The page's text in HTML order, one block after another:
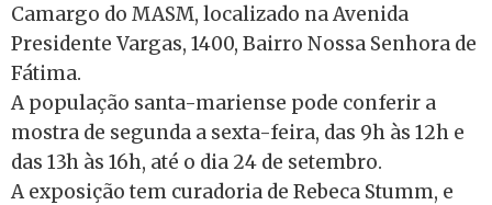
Camargo do MASM, localizado na Avenida
Presidente Vargas, 1400, Bairro Nossa Senhora de
Fátima.
A população santa-mariense pode conferir a
mostra de segunda a sexta-feira, das 9h às 12h e
das 13h às 16h, até o dia 24 de setembro.
A exposição tem curadoria de Rebeca Stumm, e